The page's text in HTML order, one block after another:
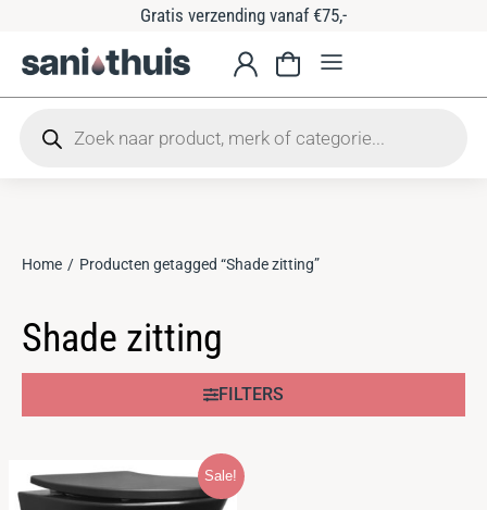
Gratis verzending vanaf €75,-
Je bent hier:
Home Producten getagged “Shade zitting”
Shade zitting
FILTERS
Sale!